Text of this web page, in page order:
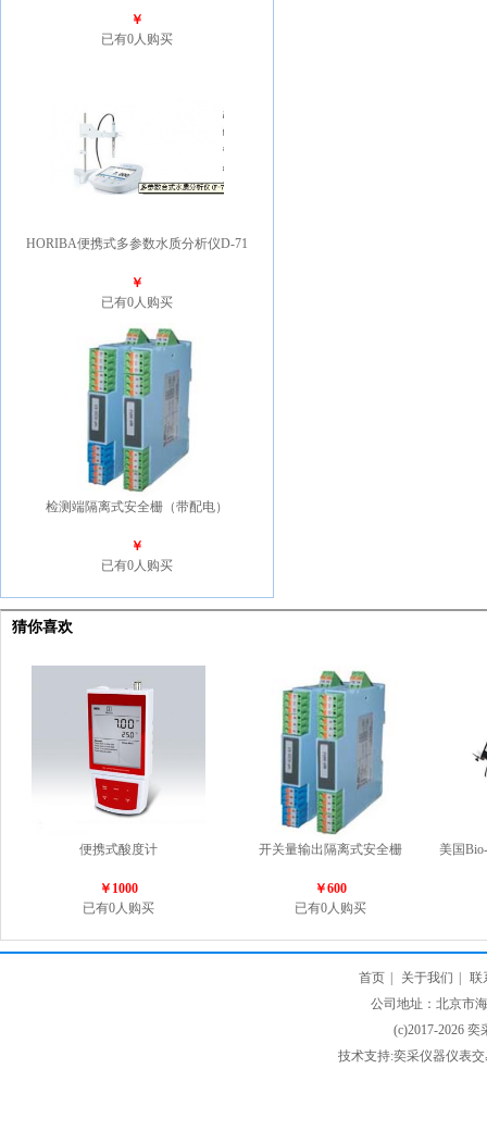
￥
已有0人购买
HORIBA便携式多参数水质分析仪D-71
￥
已有0人购买
检测端隔离式安全栅（带配电）
￥
已有0人购买
猜你喜欢
便携式酸度计
￥1000
已有0人购买
开关量输出隔离式安全栅
￥600
已有0人购买
美国
首页 关于我们
联
公司地址：北京市
(c)2017-2026
技术支持:奕采仪器仪表